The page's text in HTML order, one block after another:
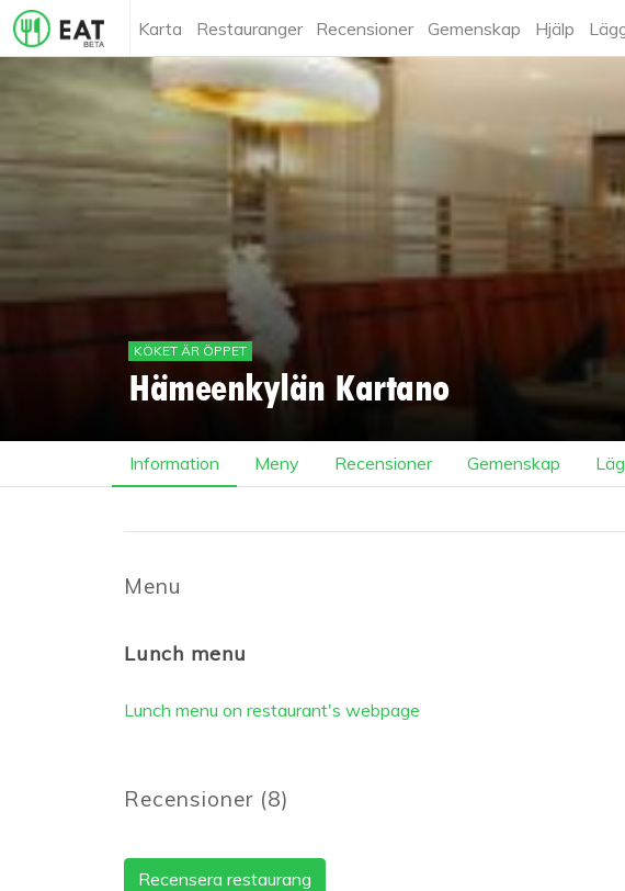
Karta Restauranger Recensioner Gemenskap Hjälp
KÖKET ÄR ÖPPET
Hämeenkylän Kartano
Information Meny Recensioner Gemenskap
Menu
Lunch menu
Lunch menu on restaurant's webpage
Recensioner (8)
Recensera restaurang